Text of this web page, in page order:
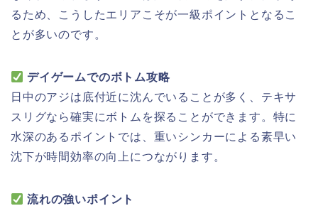
るため、こうしたエリアこそが一級ポイントとなるこ
とが多いのです。
デイゲームでのボトム攻略
日中のアジは底付近に沈んでいることが多く、テキサ
スリグなら確実にボトムを探ることができます。特に
水深のあるポイントでは、重いシンカーによる素早い
沈下が時間効率の向上につながります。
流れの強いポイント